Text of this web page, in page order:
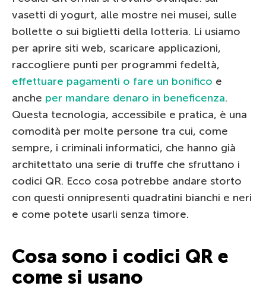
vasetti di yogurt, alle mostre nei musei, sulle
bollette o sui biglietti della lotteria. Li usiamo
per aprire siti web, scaricare applicazioni,
raccogliere punti per programmi fedeltà,
effettuare pagamenti o fare un bonifico e
anche per mandare denaro in beneficenza.
Questa tecnologia, accessibile e pratica, è una
comodità per molte persone tra cui, come
sempre, i criminali informatici, che hanno già
architettato una serie di truffe che sfruttano i
codici QR. Ecco cosa potrebbe andare storto
con questi onnipresenti quadratini bianchi e neri
e come potete usarli senza timore.
Cosa sono i codici QR e
come si usano